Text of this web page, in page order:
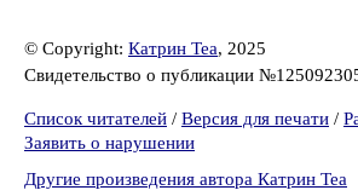
© Copyright: Катрин Теа, 2025
Свидетельство о публикации
Список читателей / Версия для печати /
Заявить о нарушении
Другие произведения автора Катрин Теа